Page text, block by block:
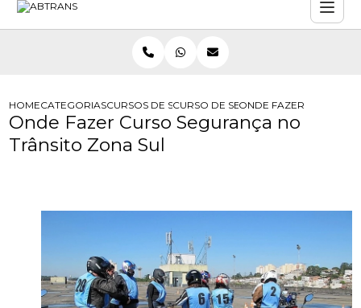
HOMECATEGORIASCURSOS DE SEGURANCA NO TRANSITO
CURSO DE SEGURANCA NO
ONDE FAZER CURSO
Onde Fazer Curso Segurança no
Trânsito Zona Sul